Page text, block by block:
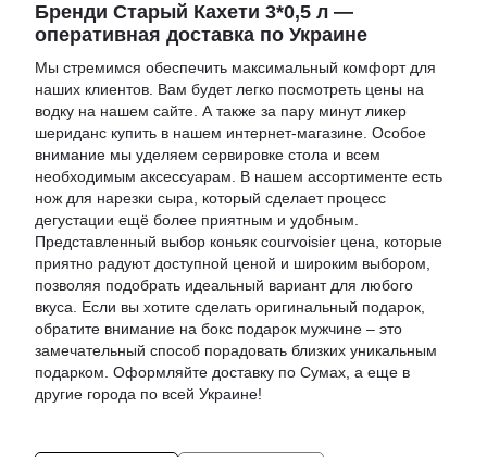
Бренди Старый Кахети 3*0,5 л —
оперативная доставка по Украине
Мы стремимся обеспечить максимальный комфорт для
наших клиентов. Вам будет легко посмотреть цены на
водку на нашем сайте. А также за пару минут ликер
шериданс купить в нашем интернет-магазине. Особое
внимание мы уделяем сервировке стола и всем
необходимым аксессуарам. В нашем ассортименте есть
нож для нарезки сыра , который сделает процесс
дегустации ещё более приятным и удобным.
Представленный выбор коньяк courvoisier цена , которые
приятно радуют доступной ценой и широким выбором,
позволяя подобрать идеальный вариант для любого
вкуса. Если вы хотите сделать оригинальный подарок,
обратите внимание на бокс подарок мужчине – это
замечательный способ порадовать близких уникальным
подарком. Оформляйте доставку по Сумах, а еще в
другие города по всей Украине!